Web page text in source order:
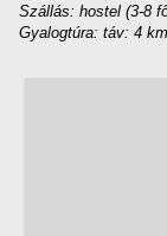
Szállás: hostel (3-8
Gyalogtúra: táv: 4